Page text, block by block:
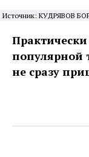
Источник: КУДРЯВОВ
популярной
не сразу